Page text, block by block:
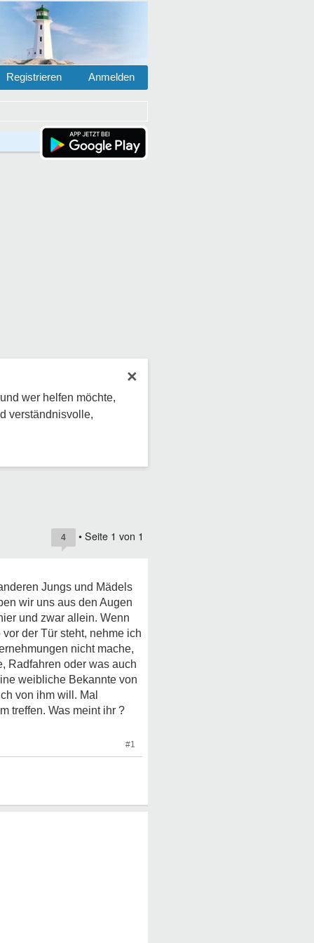
Anmelden
Registrieren
×
wer helfen möchte,
verständnisvolle,
4 • Seite 1 von 1
Jungs und Mädels
wir uns aus den Augen
und zwar allein. Wenn
der Tür steht, nehme ich
nicht mache,
Radfahren oder was auch
weibliche Bekannte von
von ihm will. Mal
treffen. Was meint ihr ?
#1